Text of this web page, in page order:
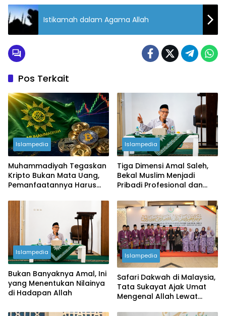
Istikamah dalam Agama Allah
Pos Terkait
Islampedia
Muhammadiyah Tegaskan
Kripto Bukan Mata Uang,
Pemanfaatannya Harus
Islampedia
Tiga Dimensi Amal Saleh,
Bekal Muslim Menjadi
Pribadi Profesional dan
Islampedia
Bukan Banyaknya Amal, Ini
yang Menentukan Nilainya
di Hadapan Allah
Islampedia
Safari Dakwah di Malaysia,
Tata Sukayat Ajak Umat
Mengenal Allah Lewat